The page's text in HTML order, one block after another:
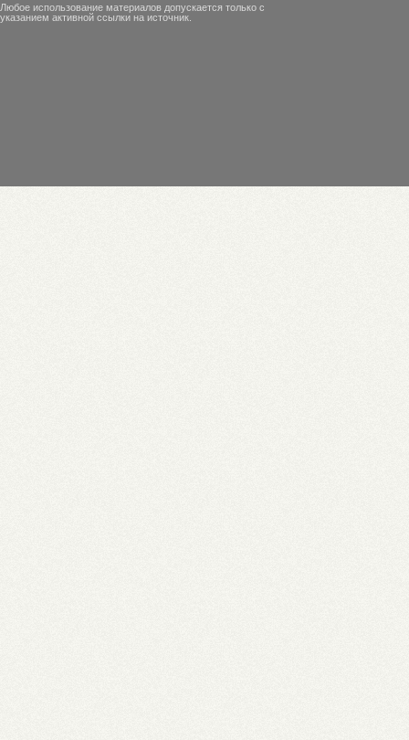
Любое использование материалов допускается только с
указанием активной ссылки на источник.